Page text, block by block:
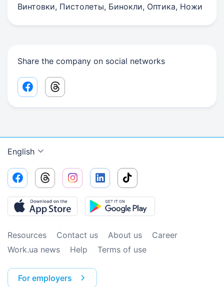
Винтовки, Пистолеты, Бинокли, Оптика, Ножи
Share the company on social networks
Facebook share link
Threads share link
English
Resources Contact us About us
Сareer
Work.ua news
Help Terms of use
For employers